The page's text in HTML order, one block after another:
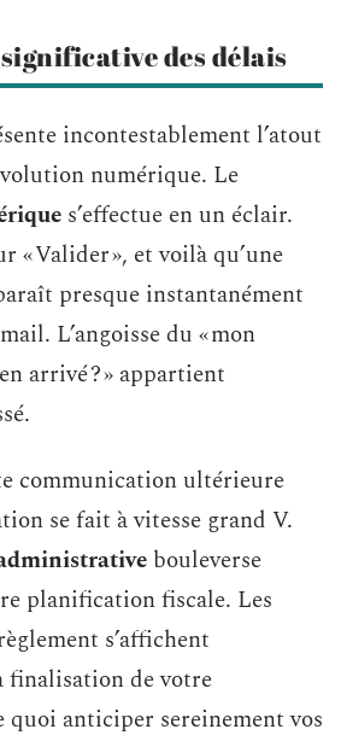
des délais
incontestablement l’atout
numérique. Le
s’effectue en un éclair.
« Valider », et voilà qu’une
presque instantanément
L’angoisse du « mon
arrivé ? » appartient
communication ultérieure
se fait à vitesse grand V.
bouleverse
planification fiscale. Les
s’affichent
finalisation de votre
anticiper sereinement vos